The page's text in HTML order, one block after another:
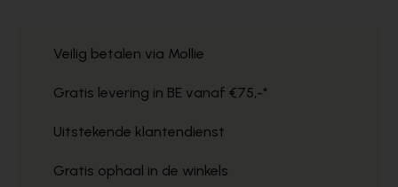
Veilig betalen via Mollie
Gratis levering in BE vanaf €75,-*
Uitstekende klantendienst
Gratis ophaal in de winkels